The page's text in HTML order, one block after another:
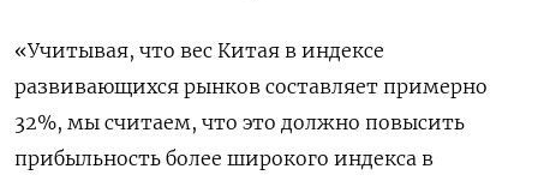
«Учитывая, что вес Китая в индексе
развивающихся рынков составляет примерно
32%, мы считаем, что это должно повысить
прибыльность более широкого индекса в